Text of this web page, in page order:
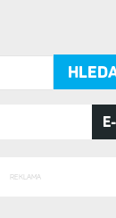
REKLAMA